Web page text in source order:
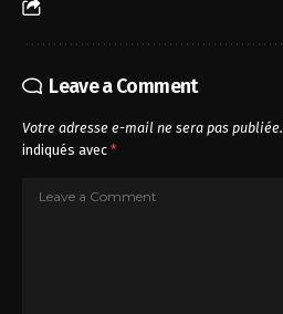
Leave a Comment
Votre adresse e-mail ne sera pas publiée.
indiqués avec *